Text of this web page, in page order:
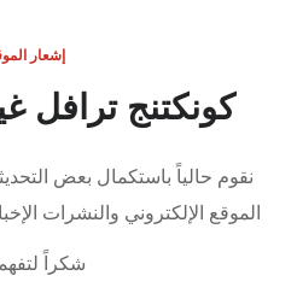
إشعار
كونكتنج ترافل
نقوم حالياً باستكمال بعض
الموقع الإلكتروني والنشرات
شكراً